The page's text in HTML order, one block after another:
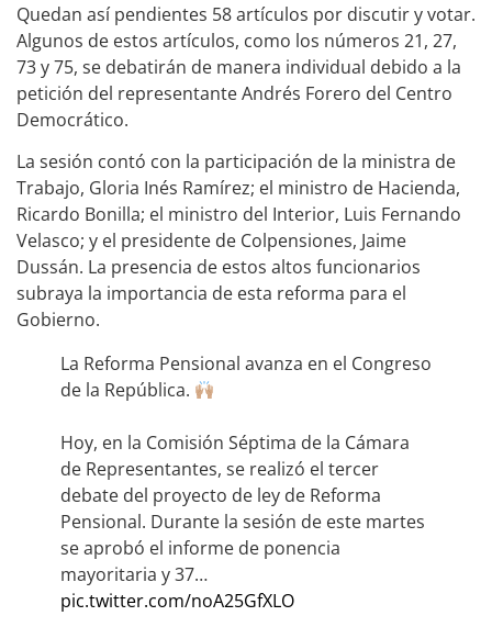
Quedan así pendientes 58 artículos por discutir y votar.
Algunos de estos artículos, como los números 21, 27,
73 y 75, se debatirán de manera individual debido a la
petición del representante Andrés Forero del Centro
Democrático.
La sesión contó con la participación de la ministra de
Trabajo, Gloria Inés Ramírez; el ministro de Hacienda,
Ricardo Bonilla; el ministro del Interior, Luis Fernando
Velasco; y el presidente de Colpensiones, Jaime
Dussán. La presencia de estos altos funcionarios
subraya la importancia de esta reforma para el
Gobierno.
La Reforma Pensional avanza en el Congreso
de la República.
Hoy, en la Comisión Séptima de la Cámara
de Representantes, se realizó el tercer
debate del proyecto de ley de Reforma
Pensional. Durante la sesión de este martes
se aprobó el informe de ponencia
mayoritaria y 37…
pic.twitter.com/noA25GfXLO